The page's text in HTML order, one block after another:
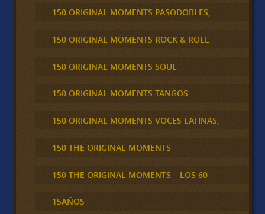
150 ORIGINAL MOMENTS PASODOBLES,
150 ORIGINAL MOMENTS ROCK & ROLL
150 ORIGINAL MOMENTS SOUL
150 ORIGINAL MOMENTS TANGOS
150 ORIGINAL MOMENTS VOCES LATINAS,
150 THE ORIGINAL MOMENTS
150 THE ORIGINAL MOMENTS – LOS 60
15AÑOS